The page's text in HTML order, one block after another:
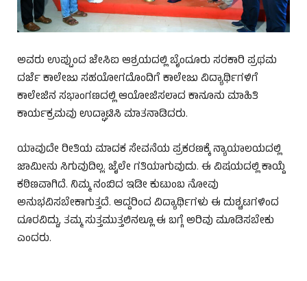
ಅವರು ಉಪ್ಪುಂದ ಜೇಸಿಐ ಆಶ್ರಯದಲ್ಲಿ ಬೈಂದೂರು ಸರಕಾರಿ ಪ್ರಥಮ
ದರ್ಜೆ ಕಾಲೇಜು ಸಹಯೋಗದೊಂದಿಗೆ ಕಾಲೇಜು ವಿದ್ಯಾರ್ಥಿಗಳಿಗೆ
ಕಾಲೇಜಿನ ಸಭಾಂಗಣದಲ್ಲಿ ಆಯೋಜಿಸಲಾದ ಕಾನೂನು ಮಾಹಿತಿ
ಕಾರ್ಯಕ್ರಮವು ಉದ್ಘಾಟಿಸಿ ಮಾತನಾಡಿದರು.
ಯಾವುದೇ ರೀತಿಯ ಮಾದಕ ಸೇವನೆಯ ಪ್ರಕರಣಕ್ಕೆ ನ್ಯಾಯಾಲಯದಲ್ಲಿ
ಜಾಮೀನು ಸಿಗುವುದಿಲ್ಲ. ಜೈಲೇ ಗತಿಯಾಗುವುದು. ಈ ವಿಷಯದಲ್ಲಿ ಕಾಯ್ದೆ
ಕಠಿಣವಾಗಿದೆ. ನಿಮ್ಮ ನಂಬಿದ ಇಡೀ ಕುಟುಂಬ ನೋವು
ಅನುಭವಿಸಬೇಕಾಗುತ್ತದೆ. ಆದ್ದರಿಂದ ವಿದ್ಯಾರ್ಥಿಗಳು ಈ ದುಶ್ಚಟಗಳಿಂದ
ದೂರವಿದ್ದು, ತಮ್ಮ ಸುತ್ತಮುತ್ತಲಿನಲ್ಲೂ ಈ ಬಗ್ಗೆ ಅರಿವು ಮೂಡಿಸಬೇಕು
ಎಂದರು.